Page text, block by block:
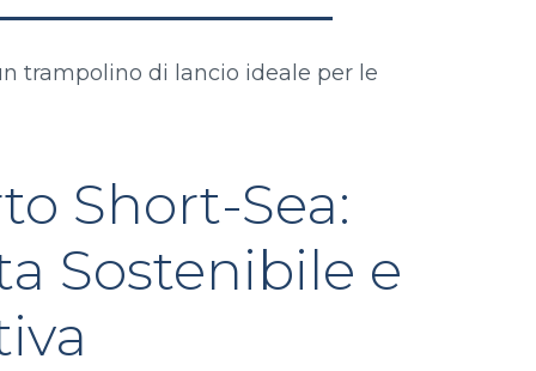
trampolino di lancio ideale per le
Short-Sea:
Sostenibile e